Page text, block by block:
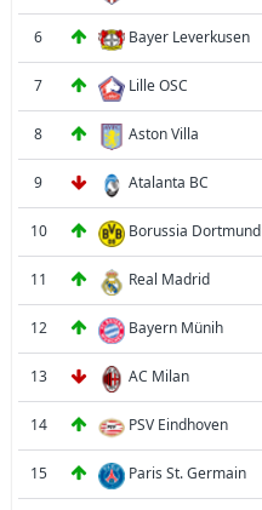
6 Bayer Leverkusen
7 Lille OSC
8 Aston Villa
9 Atalanta BC
10 Borussia Dortmund
11 Real Madrid
12 Bayern Münih
13 AC Milan
14 PSV Eindhoven
15 Paris St. Germain